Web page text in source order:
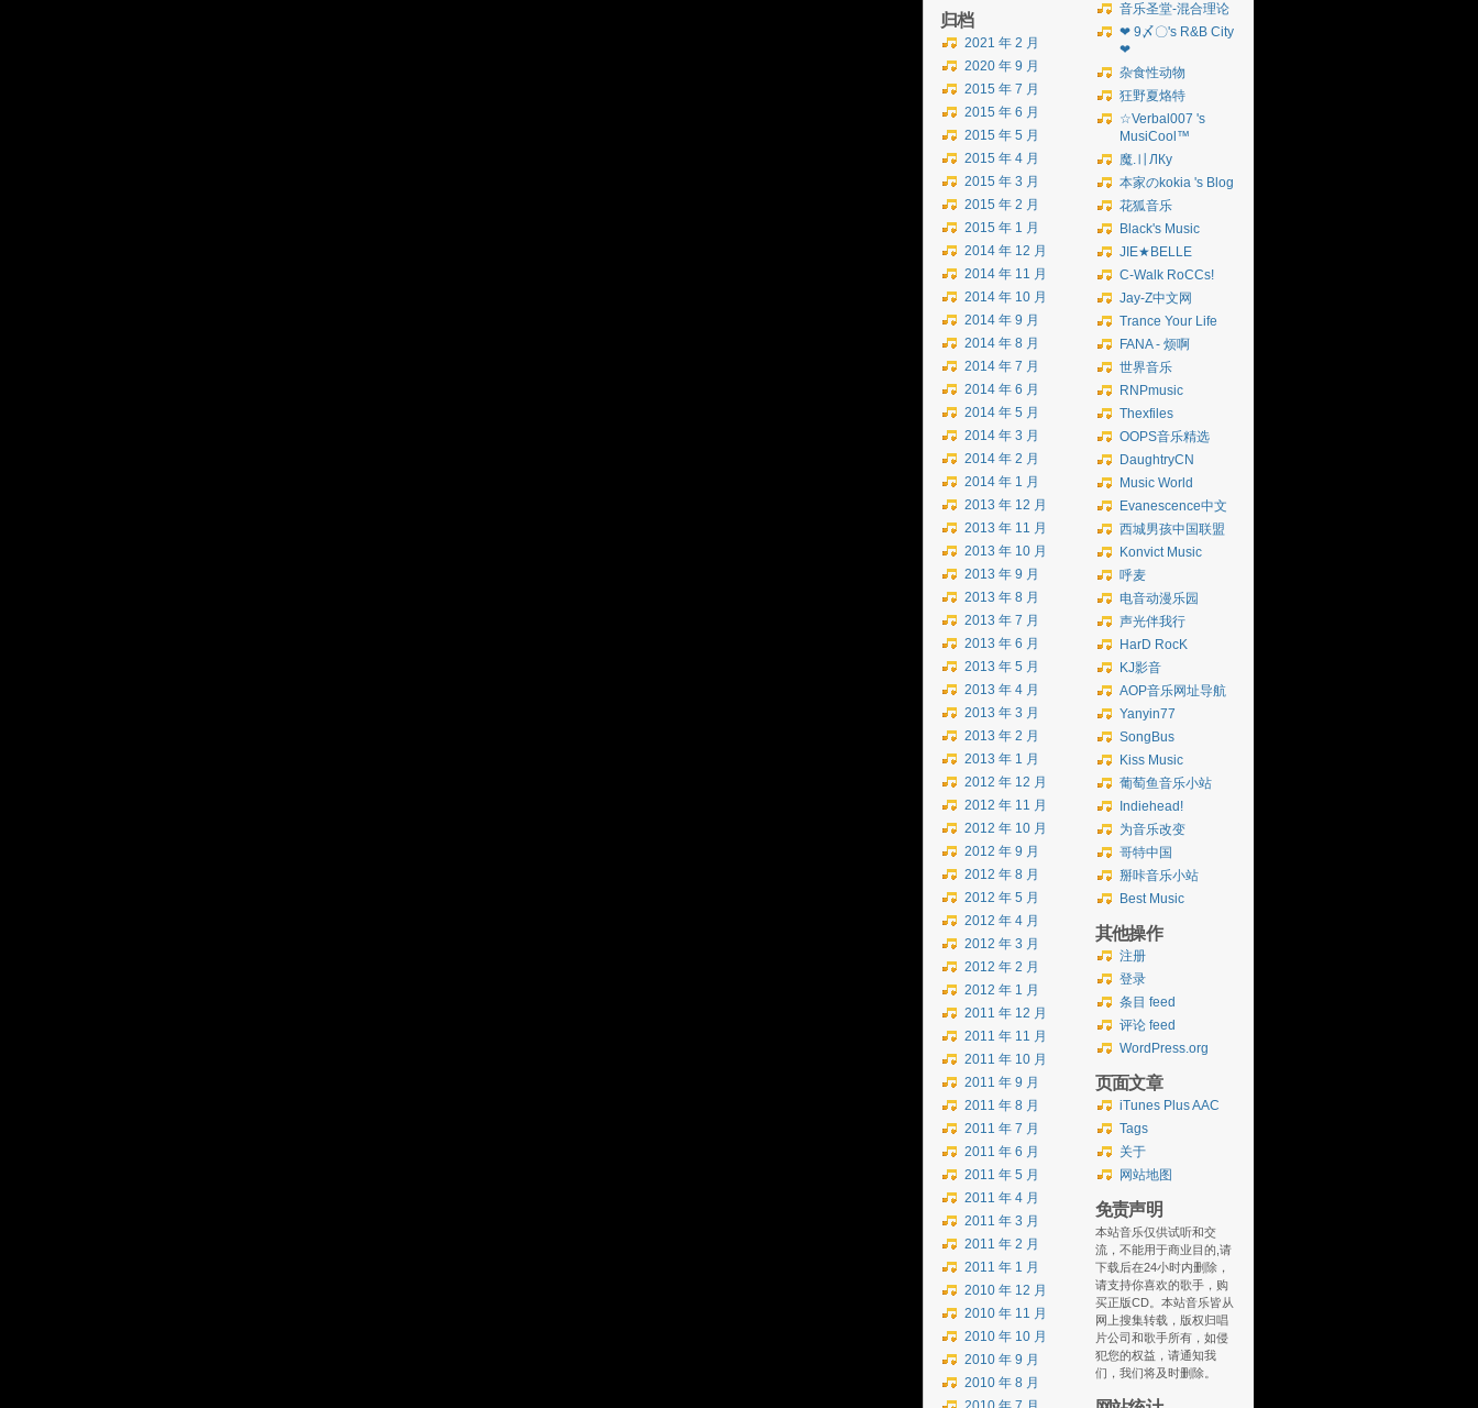
音乐圣堂-混合理论
❤ 9〆〇's R&B City
❤
杂食性动物
狂野夏烙特
☆Verbal007 's
MusiCool™
魔.〢ЛКу
本家のkokia 's Blog
花狐音乐
Black's Music
JIE★BELLE
C-Walk RoCCs!
Jay-Z中文网
Trance Your Life
FANA - 烦啊
世界音乐
RNPmusic
Thexfiles
OOPS音乐精选
DaughtryCN
Music World
Evanescence中文
西城男孩中国联盟
Konvict Music
呼麦
电音动漫乐园
声光伴我行
HarD RocK
KJ影音
AOP音乐网址导航
Yanyin77
SongBus
Kiss Music
葡萄鱼音乐小站
Indiehead!
为音乐改变
哥特中国
掰咔音乐小站
Best Music
其他操作
注册
登录
条目 feed
评论 feed
WordPress.org
页面文章
iTunes Plus AAC
Tags
关于
网站地图
免责声明
本站音乐仅供试听和交
流，不能用于商业目的,请
下载后在24小时内删除，
请支持你喜欢的歌手，购
买正版CD。本站音乐皆从
网上搜集转载，版权归唱
片公司和歌手所有，如侵
犯您的权益，请通知我
们，我们将及时删除。
归档
2021 年 2 月
2020 年 9 月
2015 年 7 月
2015 年 6 月
2015 年 5 月
2015 年 4 月
2015 年 3 月
2015 年 2 月
2015 年 1 月
2014 年 12 月
2014 年 11 月
2014 年 10 月
2014 年 9 月
2014 年 8 月
2014 年 7 月
2014 年 6 月
2014 年 5 月
2014 年 3 月
2014 年 2 月
2014 年 1 月
2013 年 12 月
2013 年 11 月
2013 年 10 月
2013 年 9 月
2013 年 8 月
2013 年 7 月
2013 年 6 月
2013 年 5 月
2013 年 4 月
2013 年 3 月
2013 年 2 月
2013 年 1 月
2012 年 12 月
2012 年 11 月
2012 年 10 月
2012 年 9 月
2012 年 8 月
2012 年 5 月
2012 年 4 月
2012 年 3 月
2012 年 2 月
2012 年 1 月
2011 年 12 月
2011 年 11 月
2011 年 10 月
2011 年 9 月
2011 年 8 月
2011 年 7 月
2011 年 6 月
2011 年 5 月
2011 年 4 月
2011 年 3 月
2011 年 2 月
2011 年 1 月
2010 年 12 月
2010 年 11 月
2010 年 10 月
2010 年 9 月
2010 年 8 月